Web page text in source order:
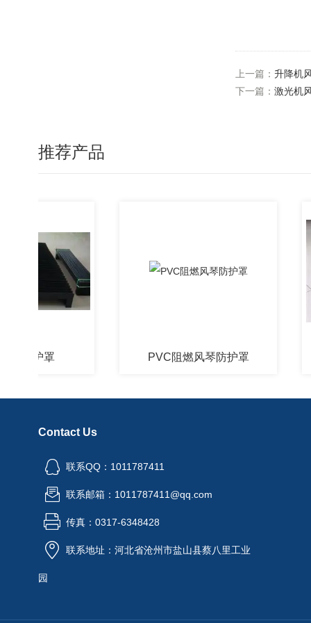
上一篇： 升降机
下一篇： 激光机
推荐产品
PVC阻燃风琴防护罩
Contact Us
联系QQ：1011787411
联系邮箱：1011787411@qq.com
传真：0317-6348428
联系地址：河北省沧州市盐山县蔡八里工业
园